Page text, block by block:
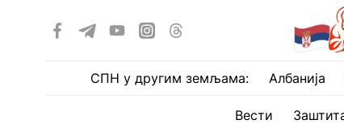
СПН у другим земљама: Албанија
Вести